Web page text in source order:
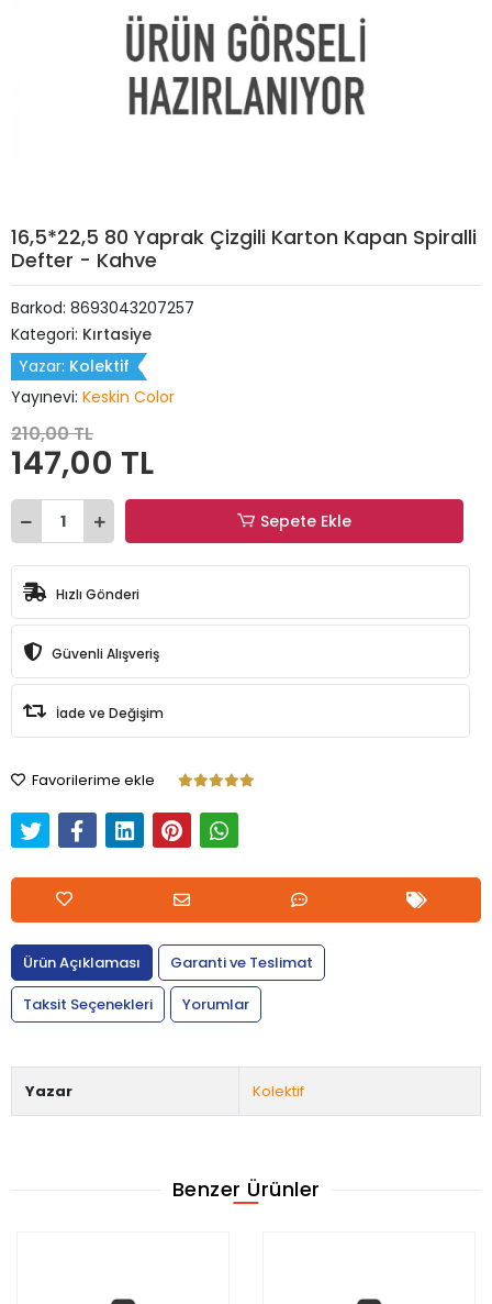
16,5*22,5 80 Yaprak Çizgili Karton Kapan Spiralli
Defter - Kahve
Barkod: 8693043207257
Kategori: Kırtasiye
Yazar: Kolektif
Yayınevi: Keskin Color
210,00 TL
147,00 TL
Sepete Ekle
Hızlı Gönderi
Güvenli Alışveriş
İade ve Değişim
Favorilerime ekle
Ürün Açıklaması
Garanti ve Teslimat
Taksit Seçenekleri
Yorumlar
Yazar Kolektif
Benzer Ürünler